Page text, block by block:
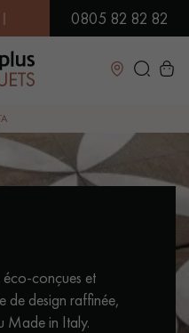
DE NOS PETITS PRIX . JE
0805 82 82 82
Fermer
COURANTES
VOTRE PROJET
PARQUETS À MOTIFS
conçues et
de design raffinée,
Made in Italy.